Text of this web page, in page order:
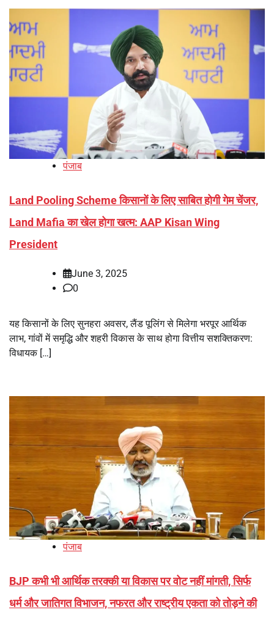
पंजाब
Land Pooling Scheme किसानों के लिए साबित होगी गेम चेंजर,
Land Mafia का खेल होगा खत्म: AAP Kisan Wing
President
June 3, 2025
0
यह किसानों के लिए सुनहरा अवसर, लैंड पूलिंग से मिलेगा भरपूर आर्थिक
लाभ, गांवों में समृद्धि और शहरी विकास के साथ होगा वित्तीय सशक्तिकरण:
विधायक […]
पंजाब
BJP कभी भी आर्थिक तरक्की या विकास पर वोट नहीं मांगती, सिर्फ
धर्म और जातिगत विभाजन, नफरत और राष्ट्रीय एकता को तोड़ने की